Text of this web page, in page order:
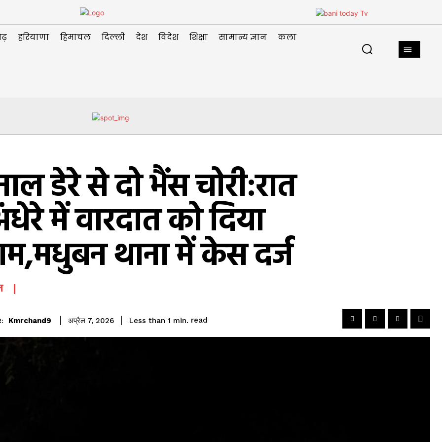
हरियाणा हिमाचल दिल्ली देश विदेश शिक्षा सामान्य ज्ञान कला
डेरे से दो भैंस चोरी:रात
में वारदात को दिया
थाना में केस दर्ज
Kmrchand9 अप्रैल 7, 2026 Less than 1 min. read